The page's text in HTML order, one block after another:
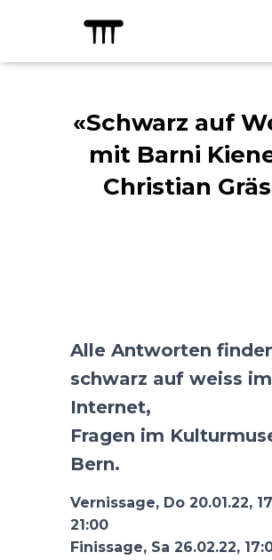
«Schwarz auf
mit Barni
Christian
Alle Antworten
schwarz auf weiss im
Internet,
Fragen im
Bern.
Vernissage, Do 20.01.22,
21:00
Finissage, Sa 26.02.22,